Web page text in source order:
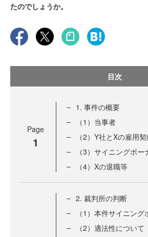
たのでしょうか。
目次
Page
1
1. 事件の概要
（1）当事者
（2）Y社とXの雇用
（3）サイニングボ
（4）Xの退職等
2. 裁判所の判断
（1）本件サイニン
（2）適法性について